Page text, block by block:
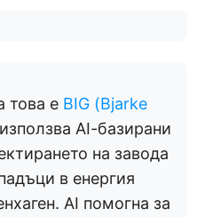
това е BIG (Bjarke
AI-базирани
на завода
в енергия
AI помогна за